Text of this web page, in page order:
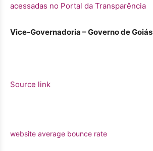
acessadas no Portal da Transparência
Vice-Governadoria – Governo de Goiás
Source link
website average bounce rate